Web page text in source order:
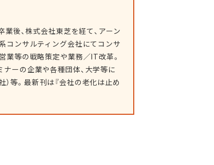
後、株式会社東芝を経て、アーン
コンサルティング会社にてコンサ
業等の戦略策定や業務／IT改革。
ーの企業や各種団体、大学等に
等。最新刊は『会社の老化は止め